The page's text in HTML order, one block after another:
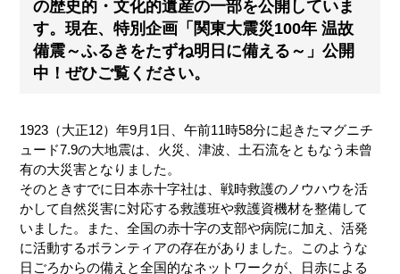
の歴史的・文化的遺産の一部を公開していま
す。現在、特別企画「関東大震災100年 温故
備震～ふるきをたずね明日に備える～」公開
中！ぜひご覧ください。
1923（大正12）年9月1日、午前11時58分に起きたマグニチ
ュード7.9の大地震は、火災、津波、土石流をともなう未曾
有の大災害となりました。
そのときすでに日本赤十字社は、戦時救護のノウハウを活
かして自然災害に対応する救護班や救護資機材を整備して
いました。また、全国の赤十字の支部や病院に加え、活発
に活動するボランティアの存在がありました。このような
日ごろからの備えと全国的なネットワークが、日赤による